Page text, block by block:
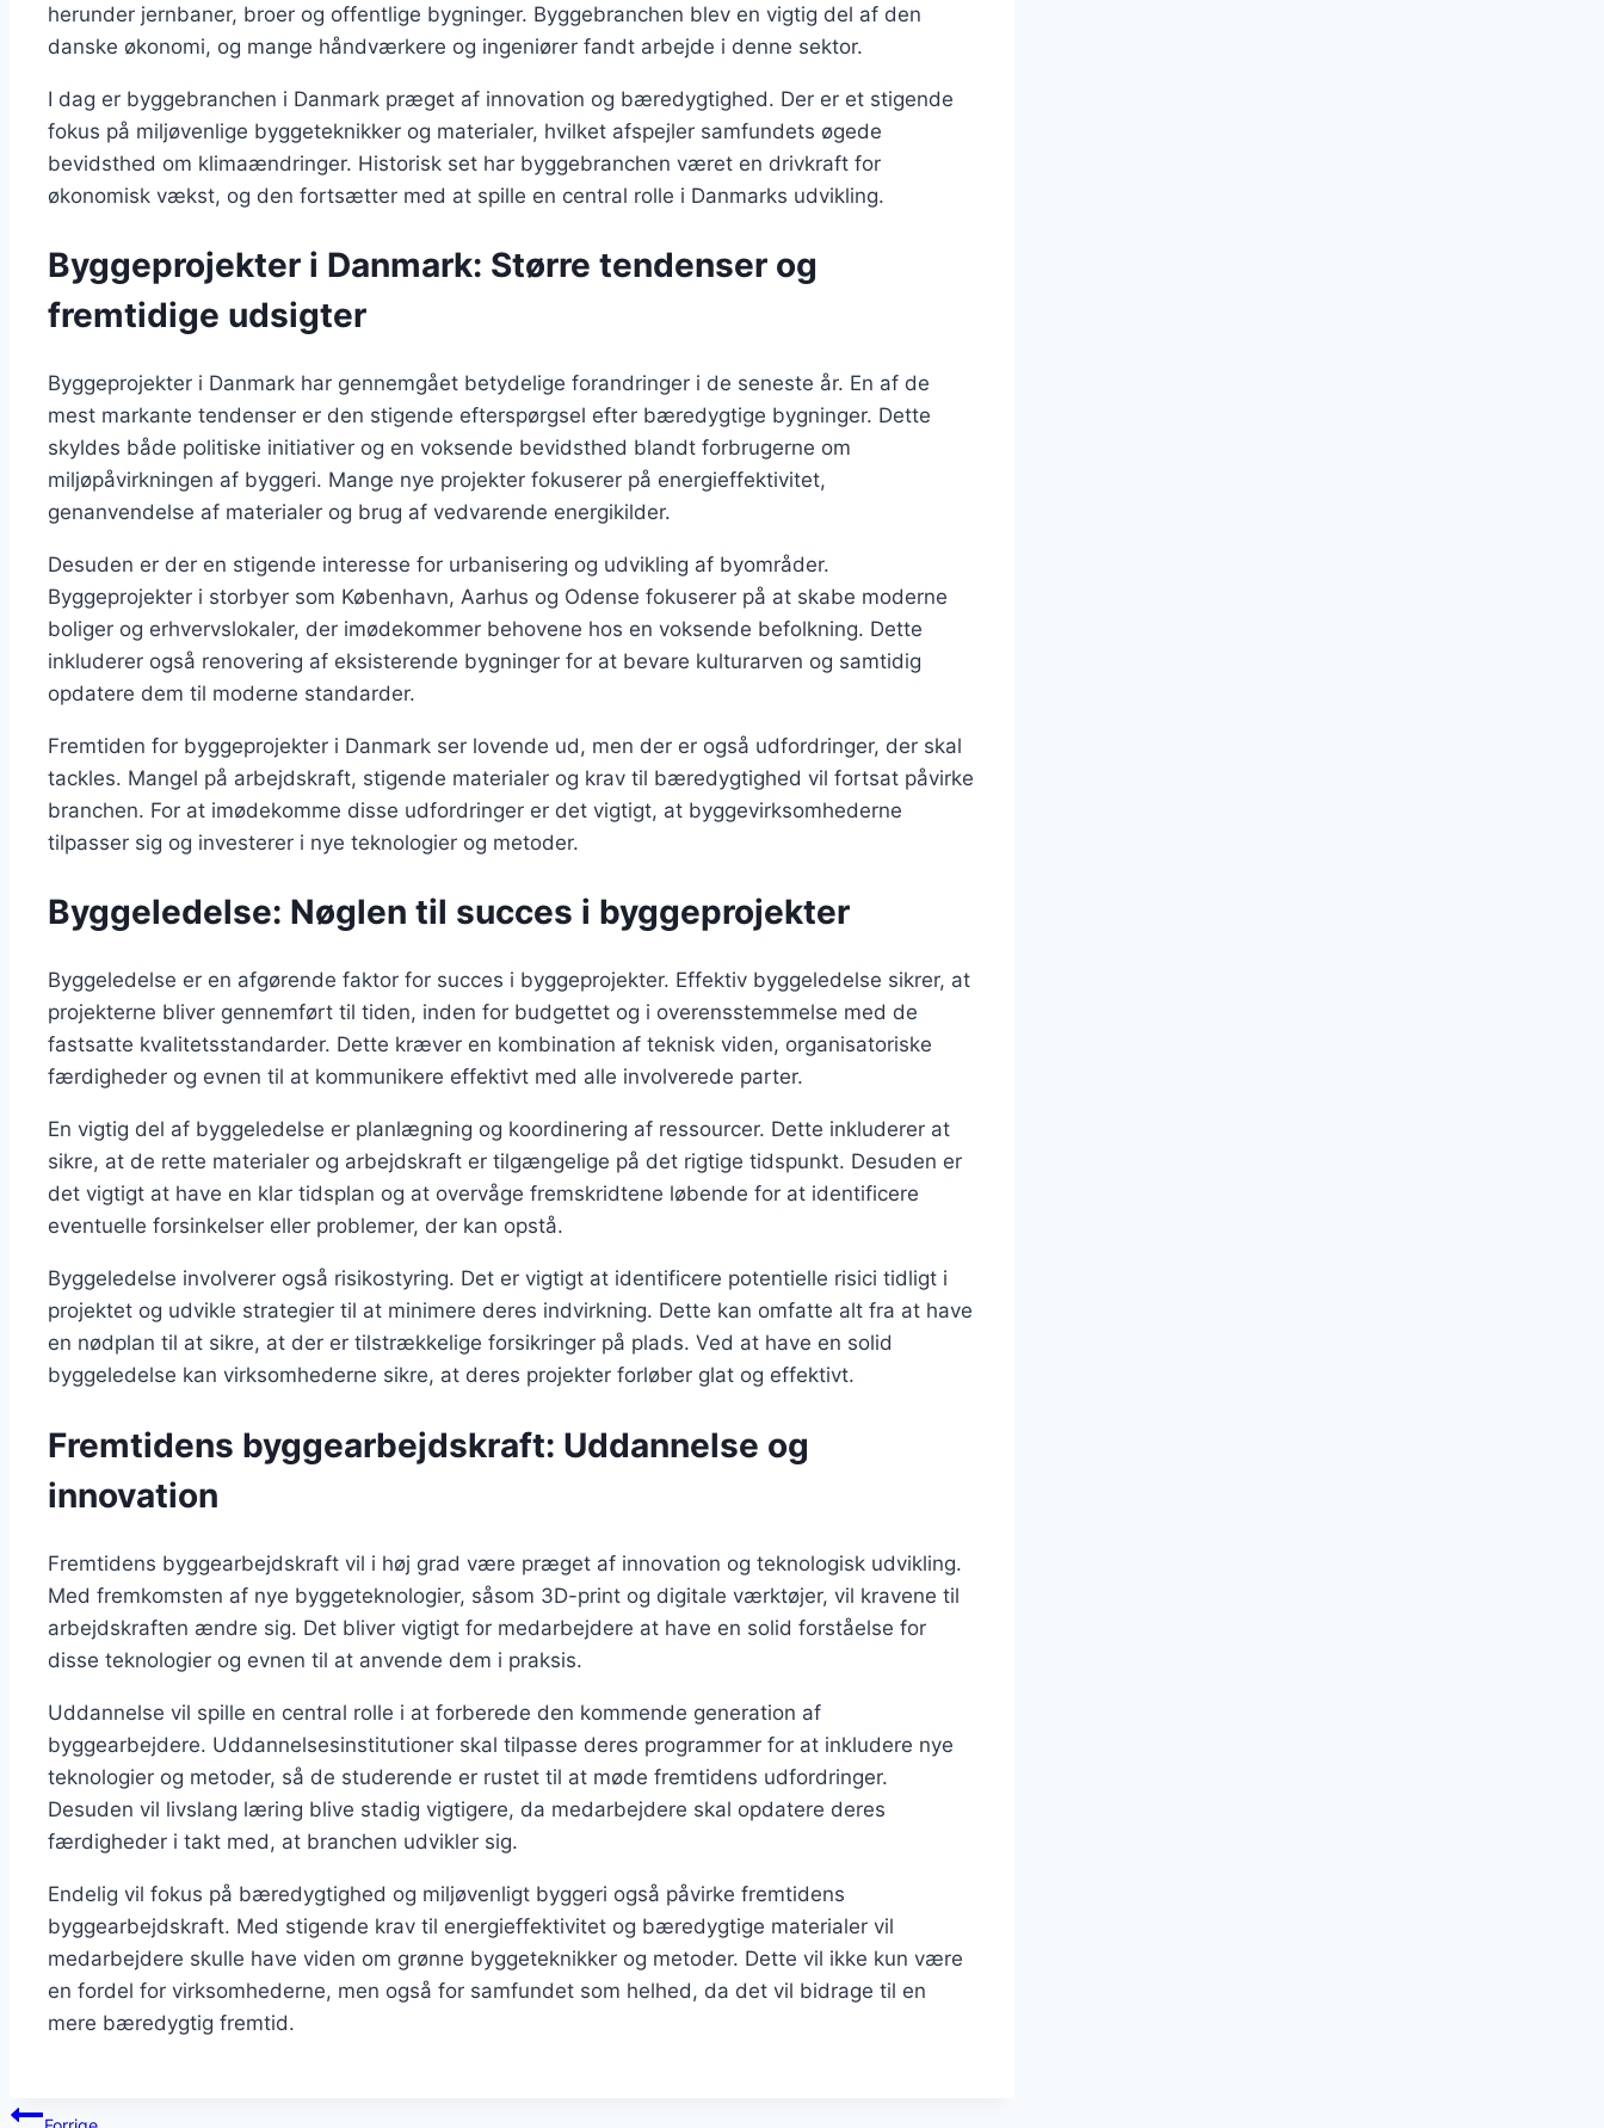
herunder jernbaner, broer og offentlige bygninger. Byggebranchen blev en vigtig del af den
danske økonomi, og mange håndværkere og ingeniører fandt arbejde i denne sektor.
I dag er byggebranchen i Danmark præget af innovation og bæredygtighed. Der er et stigende
fokus på miljøvenlige byggeteknikker og materialer, hvilket afspejler samfundets øgede
bevidsthed om klimaændringer. Historisk set har byggebranchen været en drivkraft for
økonomisk vækst, og den fortsætter med at spille en central rolle i Danmarks udvikling.
Byggeprojekter i Danmark: Større tendenser og
fremtidige udsigter
Byggeprojekter i Danmark har gennemgået betydelige forandringer i de seneste år. En af de
mest markante tendenser er den stigende efterspørgsel efter bæredygtige bygninger. Dette
skyldes både politiske initiativer og en voksende bevidsthed blandt forbrugerne om
miljøpåvirkningen af byggeri. Mange nye projekter fokuserer på energieffektivitet,
genanvendelse af materialer og brug af vedvarende energikilder.
Desuden er der en stigende interesse for urbanisering og udvikling af byområder.
Byggeprojekter i storbyer som København, Aarhus og Odense fokuserer på at skabe moderne
boliger og erhvervslokaler, der imødekommer behovene hos en voksende befolkning. Dette
inkluderer også renovering af eksisterende bygninger for at bevare kulturarven og samtidig
opdatere dem til moderne standarder.
Fremtiden for byggeprojekter i Danmark ser lovende ud, men der er også udfordringer, der skal
tackles. Mangel på arbejdskraft, stigende materialer og krav til bæredygtighed vil fortsat påvirke
branchen. For at imødekomme disse udfordringer er det vigtigt, at byggevirksomhederne
tilpasser sig og investerer i nye teknologier og metoder.
Byggeledelse: Nøglen til succes i byggeprojekter
Byggeledelse er en afgørende faktor for succes i byggeprojekter. Effektiv byggeledelse sikrer, at
projekterne bliver gennemført til tiden, inden for budgettet og i overensstemmelse med de
fastsatte kvalitetsstandarder. Dette kræver en kombination af teknisk viden, organisatoriske
færdigheder og evnen til at kommunikere effektivt med alle involverede parter.
En vigtig del af byggeledelse er planlægning og koordinering af ressourcer. Dette inkluderer at
sikre, at de rette materialer og arbejdskraft er tilgængelige på det rigtige tidspunkt. Desuden er
det vigtigt at have en klar tidsplan og at overvåge fremskridtene løbende for at identificere
eventuelle forsinkelser eller problemer, der kan opstå.
Byggeledelse involverer også risikostyring. Det er vigtigt at identificere potentielle risici tidligt i
projektet og udvikle strategier til at minimere deres indvirkning. Dette kan omfatte alt fra at have
en nødplan til at sikre, at der er tilstrækkelige forsikringer på plads. Ved at have en solid
byggeledelse kan virksomhederne sikre, at deres projekter forløber glat og effektivt.
Fremtidens byggearbejdskraft: Uddannelse og
innovation
Fremtidens byggearbejdskraft vil i høj grad være præget af innovation og teknologisk udvikling.
Med fremkomsten af nye byggeteknologier, såsom 3D-print og digitale værktøjer, vil kravene til
arbejdskraften ændre sig. Det bliver vigtigt for medarbejdere at have en solid forståelse for
disse teknologier og evnen til at anvende dem i praksis.
Uddannelse vil spille en central rolle i at forberede den kommende generation af
byggearbejdere. Uddannelsesinstitutioner skal tilpasse deres programmer for at inkludere nye
teknologier og metoder, så de studerende er rustet til at møde fremtidens udfordringer.
Desuden vil livslang læring blive stadig vigtigere, da medarbejdere skal opdatere deres
færdigheder i takt med, at branchen udvikler sig.
Endelig vil fokus på bæredygtighed og miljøvenligt byggeri også påvirke fremtidens
byggearbejdskraft. Med stigende krav til energieffektivitet og bæredygtige materialer vil
medarbejdere skulle have viden om grønne byggeteknikker og metoder. Dette vil ikke kun være
en fordel for virksomhederne, men også for samfundet som helhed, da det vil bidrage til en
mere bæredygtig fremtid.